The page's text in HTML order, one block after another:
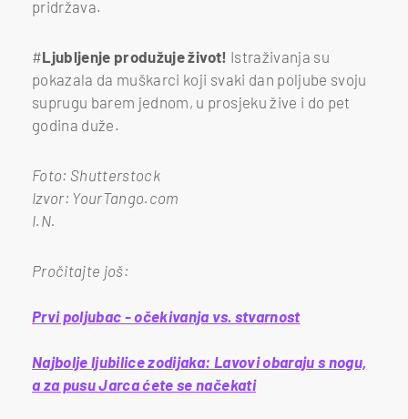
pridržava.
#Ljubljenje produžuje život! Istraživanja su
pokazala da muškarci koji svaki dan poljube svoju
suprugu barem jednom, u prosjeku žive i do pet
godina duže.
Foto: Shutterstock
Izvor: YourTango.com
I.N.
Pročitajte još:
Prvi poljubac - očekivanja vs. stvarnost
Najbolje ljubilice zodijaka: Lavovi obaraju s nogu,
a za pusu Jarca ćete se načekati